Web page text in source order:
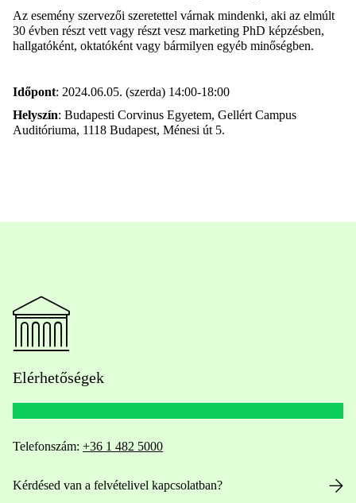
Az esemény szervezői szeretettel várnak mindenki, aki az elmúlt
30 évben részt vett vagy részt vesz marketing PhD képzésben,
hallgatóként, oktatóként vagy bármilyen egyéb minőségben.
Időpont: 2024.06.05. (szerda) 14:00-18:00
Helyszín: Budapesti Corvinus Egyetem, Gellért Campus
Auditóriuma, 1118 Budapest, Ménesi út 5.
Elérhetőségek
Telefonszám: +36 1 482 5000
Kérdésed van a felvételivel kapcsolatban?